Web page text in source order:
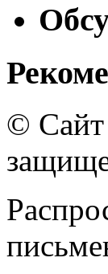
© Сайт